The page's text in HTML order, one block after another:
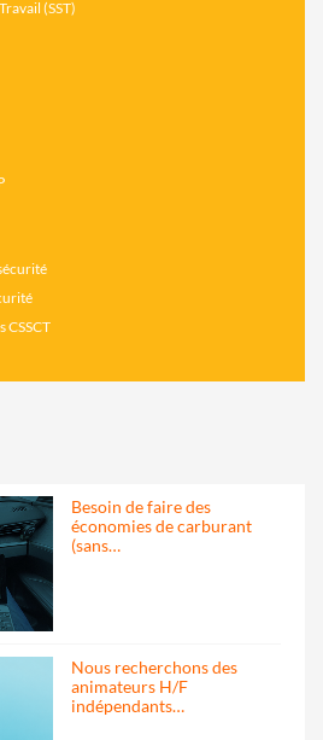
(SST)
CSSCT
Besoin de faire des
économies de carburant
(sans…
Nous recherchons des
animateurs H/F
indépendants…